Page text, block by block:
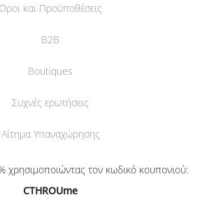
και Προϋποθέσεις
B2B
Boutiques
Συχνές ερωτήσεις
Αίτημα Υπαναχώρησης
χρησιμοποιώντας τον κωδικό κουπονιού:
CTHROUme